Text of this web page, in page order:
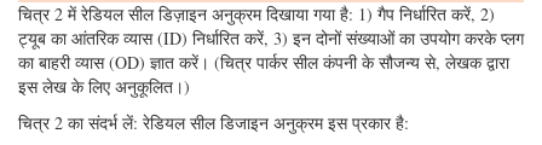
चित्र 2 में रेडियल सील डिज़ाइन अनुक्रम दिखाया गया है: 1) गैप निर्धारित करें, 2)
ट्यूब का आंतरिक व्यास (ID) निर्धारित करें, 3) इन दोनों संख्याओं का उपयोग करके प्लग
का बाहरी व्यास (OD) ज्ञात करें। (चित्र पार्कर सील कंपनी के सौजन्य से, लेखक द्वारा
इस लेख के लिए अनुकूलित।)
चित्र 2 का संदर्भ लें: रेडियल सील डिजाइन अनुक्रम इस प्रकार है: